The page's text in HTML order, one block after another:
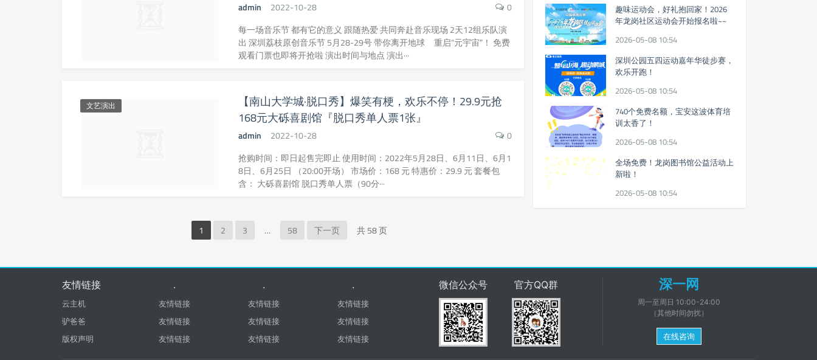
admin 2022-10-28
0
每一场音乐节 都有它的意义 跟随热爱 共同奔赴音乐现场 2天12组乐队演
出 深圳荔枝原创音乐节 5月28-29号 带你离开地球 重启“元宇宙”！ 免费
观看门票也即将开抢啦 演出时间与地点 演出···
文艺演出
【南山大学城·脱口秀】爆笑有梗，欢乐不停！29.9元抢
168元大砾喜剧馆『脱口秀单人票1张』
admin 2022-10-28
0
抢购时间：即日起售完即止 使用时间：2022年5月28日、6月11日、6月1
8日、6月25日 （20:00开场） 市场价：168 元 特惠价：29.9 元 套餐包
含： 大砾喜剧馆 脱口秀单人票（90分···
1 2 3 … 58 下一页 共 58 页
趣味运动会，好礼抱回家！2026
年龙岗社区运动会开始报名啦~~
2026-05-08 10:54
深圳公园五四运动嘉年华徒步赛，
欢乐开跑！
2026-05-08 10:54
740个免费名额，宝安这波体育培
训太香了！
2026-05-08 10:54
全场免费！龙岗图书馆公益活动上
新啦！
2026-05-08 10:54
友情链接
云主机
驴爸爸
版权声明
.
友情链接
友情链接
友情链接
.
友情链接
友情链接
友情链接
.
友情链接
友情链接
友情链接
微信公众号 官方QQ群 深一网
周一至周日 10:00-24:00
（其他时间勿扰）
在线咨询